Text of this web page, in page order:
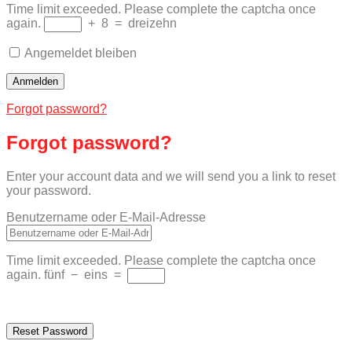
Time limit exceeded. Please complete the captcha once
again.
+ 8 = dreizehn
Angemeldet bleiben
Forgot password?
Forgot password?
Enter your account data and we will send you a link to reset
your password.
Benutzername oder E-Mail-Adresse
Time limit exceeded. Please complete the captcha once
again. fünf − eins =